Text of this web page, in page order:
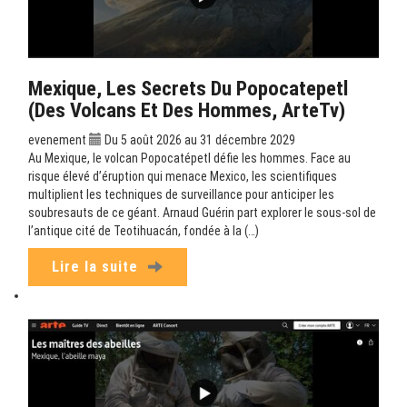
Mexique, Les Secrets Du Popocatepetl
(Des Volcans Et Des Hommes, ArteTv)
evenement
Du 5 août 2026 au 31 décembre 2029
Au Mexique, le volcan Popocatépetl défie les hommes. Face au
risque élevé d’éruption qui menace Mexico, les scientifiques
multiplient les techniques de surveillance pour anticiper les
soubresauts de ce géant. Arnaud Guérin part explorer le sous-sol de
l’antique cité de Teotihuacán, fondée à la (…)
Lire la suite